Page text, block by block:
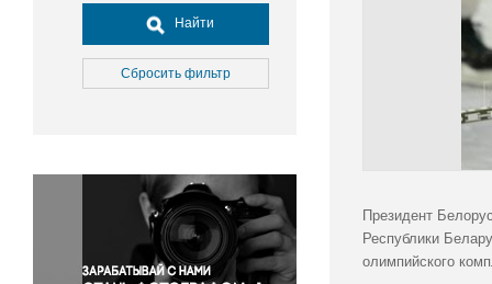
Досуг, туризм и отдых
Культура
Медицина
Окружающая среда
Политика
Правосудие
Происшествия и конфликты
Найти
Сбросить фильтр
Президент
Республики
олимпийского